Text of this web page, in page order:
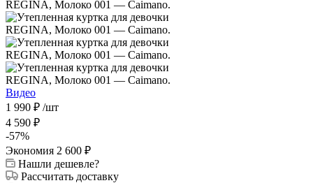
Видео
1 990 ₽ /шт
4 590 ₽
-57%
Экономия 2 600 ₽
Нашли дешевле?
Рассчитать доставку